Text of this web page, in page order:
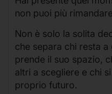
non puoi più
Non è solo la solita
che separa chi resta
prende il suo spazio,
altri a scegliere e chi
proprio futuro.